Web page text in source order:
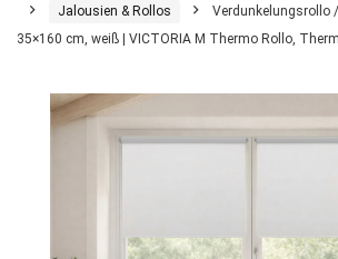
Jalousien & Rollos
Verdunkelungsrollo
35×160 cm, weiß | VICTORIA M Thermo Rollo,